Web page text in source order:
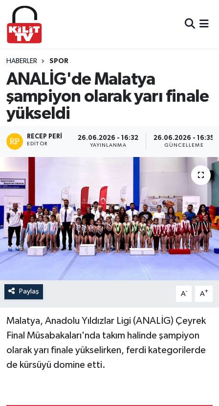
HABERLER SPOR
ANALİG'de Malatya
şampiyon olarak yarı finale
yükseldi
RECEP PERI
EDITÖR
26.06.2026 - 16:32
YAYINLANMA
26.06.2026 - 16:35
GÜNCELLEME
Paylaş A- A+
Malatya, Anadolu Yıldızlar Ligi (ANALİG) Çeyrek
Final Müsabakaları'nda takım halinde şampiyon
olarak yarı finale yükselirken, ferdi kategorilerde
de kürsüyü domine etti.
Hava Durumu
Trafik Durumu
Süper Lig Puan Durumu ve Fikstür
Tüm Manşetler
Son Dakika Haberleri